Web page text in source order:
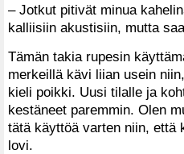
– Jotkut pitivät minua
kalliisiin akustisiin, mutta
Tämän takia rupesin
merkeillä kävi liian usein
kieli poikki. Uusi tilalle ja
kestäneet paremmin. Olen
tätä käyttöä varten niin, että
lovi.